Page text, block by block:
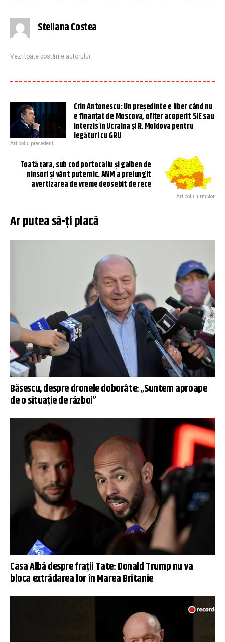
Steliana Costea
Vezi toate postările autorului
Crin Antonescu: Un preşedinte e liber când nu
e finanţat de Moscova, ofiţer acoperit SIE sau
interzis în Ucraina şi R. Moldova pentru
legături cu GRU
Articolul precedent
Toată țara, sub cod portocaliu și galben de
ninsori și vânt puternic. ANM a prelungit
avertizarea de vreme deosebit de rece
Articolul următor
Ar putea să-ți placă
Băsescu, despre dronele doborâte: „Suntem aproape
de o situație de război”
Casa Albă despre frații Tate: Donald Trump nu va
bloca extrădarea lor în Marea Britanie